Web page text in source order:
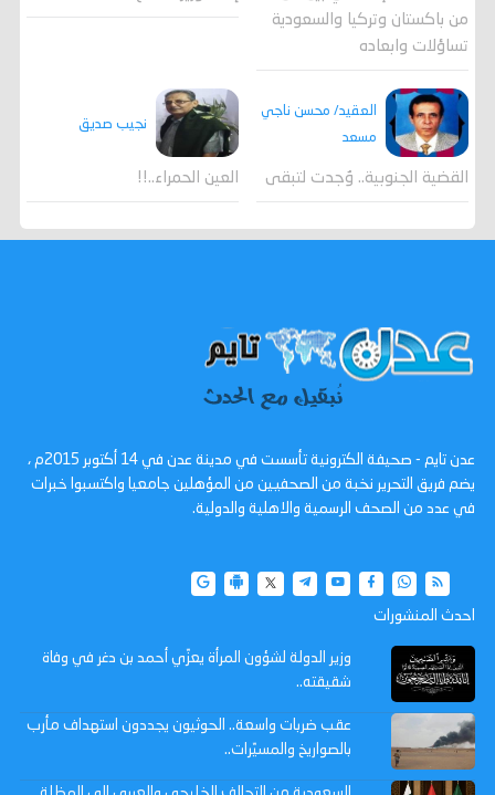
من باكستان وتركيا والسعودية
تساؤلات وابعاده
العقيد/ محسن ناجي
مسعد
القضية الجنوبية.. وُجدت لتبقى
نجيب صديق
العين الحمراء..!!
عدن تايم - صحيفة الكترونية تأسست في مدينة عدن في 14 أكتوبر 2015م ،
يضم فريق التحرير نخبة من الصحفيين من المؤهلين جامعيا واكتسبوا خبرات
في عدد من الصحف الرسمية والاهلية والدولية.
احدث المنشورات
وزير الدولة لشؤون المرأة يعزّي أحمد بن دغر في وفاة
شقيقته..
عقب ضربات واسعة.. الحوثيون يجددون استهداف مأرب
بالصواريخ والمسيّرات..